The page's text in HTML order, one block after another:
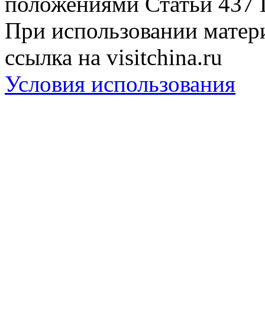
При использовании
ссылка на visitchina.ru
Условия использования